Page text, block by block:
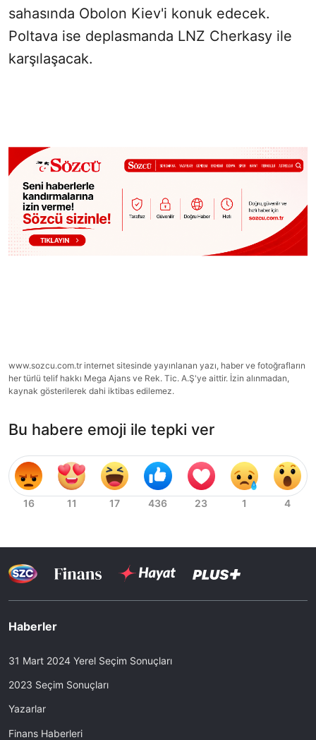
sahasında Obolon Kiev'i konuk edecek.
Poltava ise deplasmanda LNZ Cherkasy ile
karşılaşacak.
www.sozcu.com.tr internet sitesinde yayınlanan yazı, haber ve fotoğrafların
her türlü telif hakkı Mega Ajans ve Rek. Tic. A.Ş'ye aittir. İzin alınmadan,
kaynak gösterilerek dahi iktibas edilemez.
Bu habere emoji ile tepki ver
Haberler
31 Mart 2024 Yerel Seçim Sonuçları
2023 Seçim Sonuçları
Yazarlar
Finans Haberleri